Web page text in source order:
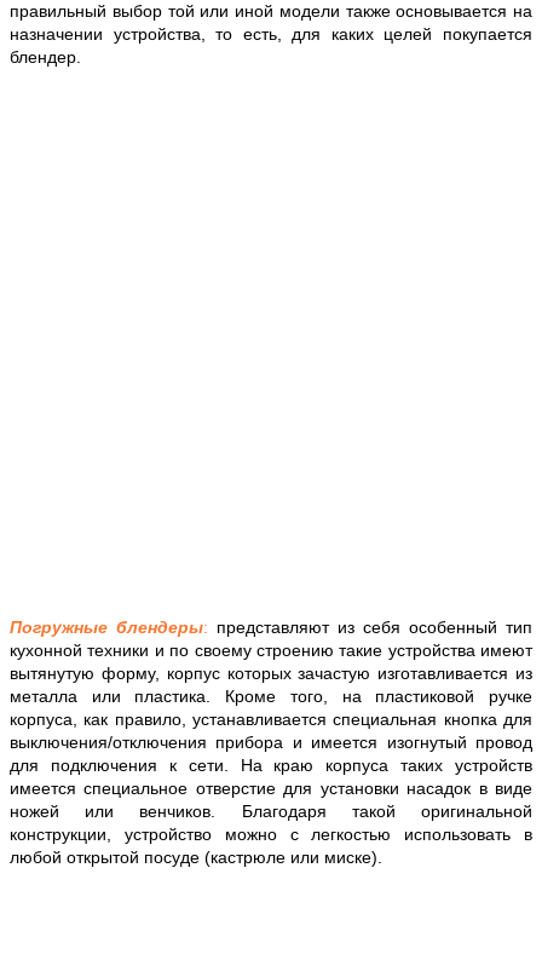
правильный выбор той или иной модели также основывается на
назначении устройства, то есть, для каких целей покупается
блендер.
Погружные блендеры: представляют из себя особенный тип
кухонной техники и по своему строению такие устройства имеют
вытянутую форму, корпус которых зачастую изготавливается из
металла или пластика. Кроме того, на пластиковой ручке
корпуса, как правило, устанавливается специальная кнопка для
выключения/отключения прибора и имеется изогнутый провод
для подключения к сети. На краю корпуса таких устройств
имеется специальное отверстие для установки насадок в виде
ножей или венчиков. Благодаря такой оригинальной
конструкции, устройство можно с легкостью использовать в
любой открытой посуде (кастрюле или миске).